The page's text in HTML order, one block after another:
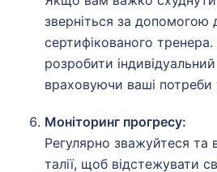
зверніться за допомогою
сертифікованого
розробити
враховуючи ваші потреби
Моніторинг прогресу:
Регулярно зважуйтеся та
талії, щоб відстежувати